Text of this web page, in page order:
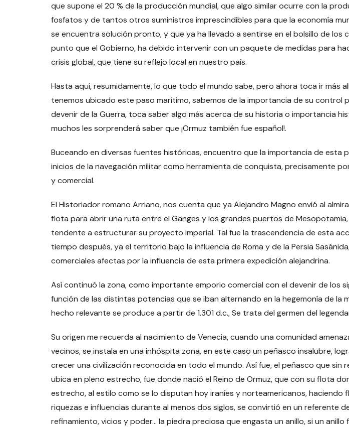
que supone el 20 % de la producción mundial, que algo similar ocurre con la
fosfatos y de tantos otros suministros imprescindibles para que la economía
se encuentra solución pronto, y que ya ha llevado a sentirse en el bolsillo de los
punto que el Gobierno, ha debido intervenir con un paquete de medidas para
crisis global, que tiene su reflejo local en nuestro país.
Hasta aquí, resumidamente, lo que todo el mundo sabe, pero ahora toca ir más
tenemos ubicado este paso marítimo, sabemos de la importancia de su control
devenir de la Guerra, toca saber algo más acerca de su historia o importancia
muchos les sorprenderá saber que ¡Ormuz también fue español!.
Buceando en diversas fuentes históricas, encuentro que la importancia de esta
inicios de la navegación militar como herramienta de conquista, precisamente
y comercial.
El Historiador romano Arriano, nos cuenta que ya Alejandro Magno envió al
flota para abrir una ruta entre el Ganges y los grandes puertos de
tendente a estructurar su proyecto imperial. Tal fue la trascendencia de esta
tiempo después, ya el territorio bajo la influencia de Roma y de la Persia
comerciales afectas por la influencia de esta primera expedición alejandrina.
Así continuó la zona, como importante emporio comercial con el devenir de los
función de las distintas potencias que se iban alternando en la hegemonía de la
hecho relevante se produce a partir de 1.301 d.c., Se trata del germen del
Su origen me recuerda al nacimiento de Venecia, cuando una comunidad
vecinos, se instala en una inhóspita zona, en este caso un peñasco insalubre,
crecer una civilización reconocida en todo el mundo. Así fue, el peñasco que sin
ubica en pleno estrecho, fue donde nació el Reino de Ormuz, que con su flota
estrecho, al estilo como se lo disputan hoy iraníes y norteamericanos, haciendo
riquezas e influencias durante al menos dos siglos, se convirtió en un referente
refinamiento, vicios y poder… la piedra preciosa que engasta un anillo, si un anillo